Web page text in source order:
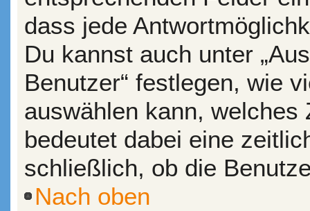
dass jede
Du kannst auch unter
Benutzer“ festlegen, wie
auswählen kann,
bedeutet dabei eine
schließlich, ob die
Nach oben